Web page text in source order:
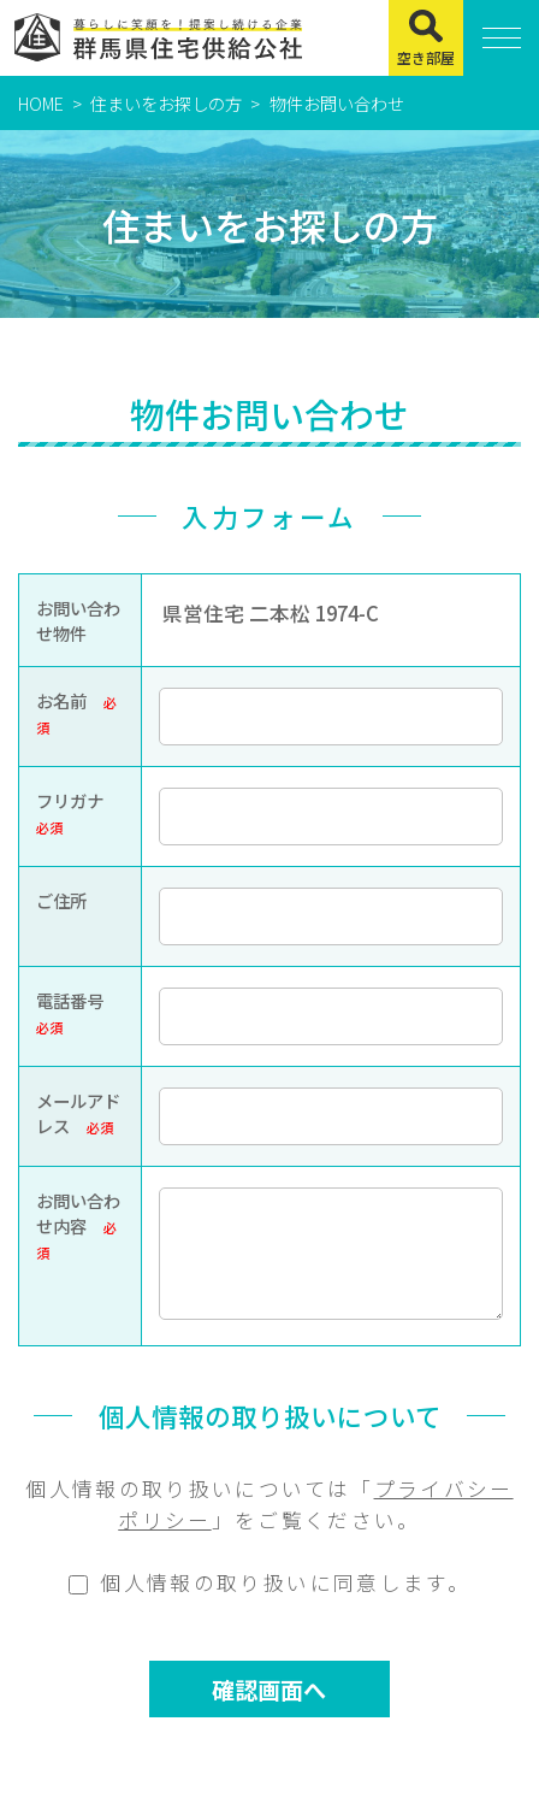
住まいをお探しの方
県営住宅
公社賃貸住宅
緊急通報システムについて
市営・町営住宅
賃貸店舗・事務所
ぐんま住まいの
相談センター
現在お住まい
の方へ
公社に
ついて
採用
入札
空き部屋
HOME 住まいをお探しの方 物件お問い合わせ
住まいをお探しの方
物件お問い合わせ
入力フォーム
お問い合わ
せ物件
県営住宅 二本松 1974-C
お名前必
須
フリガナ
必須
ご住所
電話番号
必須
メールアド
レス必須
お問い合わ
せ内容必
須
個人情報の取り扱いについて
個人情報の取り扱いについては「 プライバシー
ポリシー 」をご覧ください。
個人情報の取り扱いに同意します。